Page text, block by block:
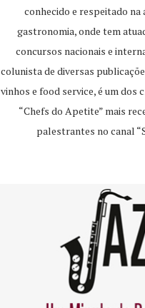
conhecido e respeitado na
gastronomia, onde tem
concursos nacionais e
colunista de diversas
vinhos e food service, é um dos
“Chefs do Apetite” mais
palestrantes no canal